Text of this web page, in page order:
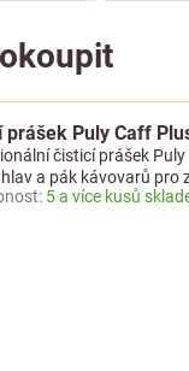
prášek Puly Caff
čisticí prášek
hlav a pák kávovarů pro
5 a více kusů